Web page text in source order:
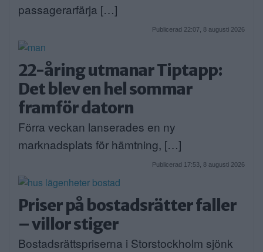
passagerarfärja […]
Publicerad 22:07, 8 augusti 2026
22-åring utmanar Tiptapp:
Det blev en hel sommar
framför datorn
Förra veckan lanserades en ny
marknadsplats för hämtning, […]
Publicerad 17:53, 8 augusti 2026
Priser på bostadsrätter faller
– villor stiger
Bostadsrättspriserna i Storstockholm sjönk